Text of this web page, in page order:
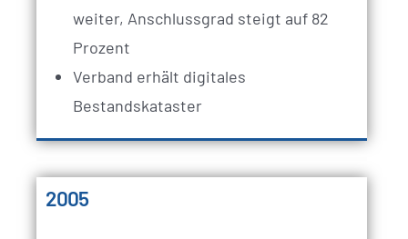
weiter, Anschlussgrad steigt auf 82
Prozent
Verband erhält digitales
Bestandskataster
2005